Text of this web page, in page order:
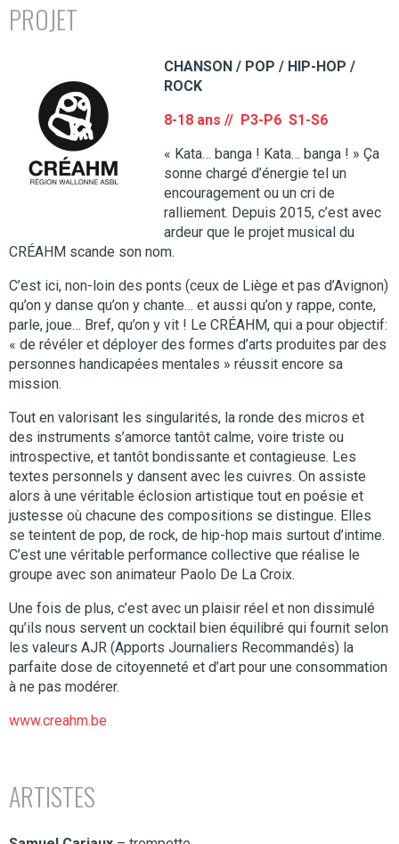
PROJET
CHANSON / POP / HIP-HOP /
ROCK
8-18 ans // P3-P6 S1-S6
« Kata… banga ! Kata… banga ! » Ça
sonne chargé d’énergie tel un
encouragement ou un cri de
ralliement. Depuis 2015, c’est avec
ardeur que le projet musical du
CRÉAHM scande son nom.
C’est ici, non-loin des ponts (ceux de Liège et pas d’Avignon)
qu’on y danse qu’on y chante… et aussi qu’on y rappe, conte,
parle, joue… Bref, qu’on y vit ! Le CRÉAHM, qui a pour objectif:
« de révéler et déployer des formes d’arts produites par des
personnes handicapées mentales » réussit encore sa
mission.
Tout en valorisant les singularités, la ronde des micros et
des instruments s’amorce tantôt calme, voire triste ou
introspective, et tantôt bondissante et contagieuse. Les
textes personnels y dansent avec les cuivres. On assiste
alors à une véritable éclosion artistique tout en poésie et
justesse où chacune des compositions se distingue. Elles
se teintent de pop, de rock, de hip-hop mais surtout d’intime.
C’est une véritable performance collective que réalise le
groupe avec son animateur Paolo De La Croix.
Une fois de plus, c’est avec un plaisir réel et non dissimulé
qu’ils nous servent un cocktail bien équilibré qui fournit selon
les valeurs AJR (Apports Journaliers Recommandés) la
parfaite dose de citoyenneté et d’art pour une consommation
à ne pas modérer.
www.creahm.be
ARTISTES